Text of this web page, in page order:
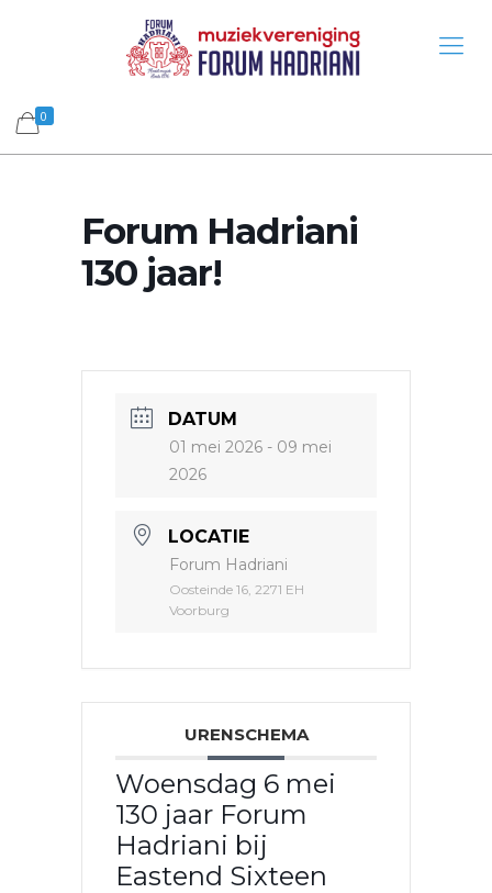
0
Forum Hadriani
130 jaar!
DATUM
01 mei 2026 - 09 mei
2026
LOCATIE
Forum Hadriani
Oosteinde 16, 2271 EH
Voorburg
URENSCHEMA
Woensdag 6 mei
130 jaar Forum
Hadriani bij
Eastend Sixteen